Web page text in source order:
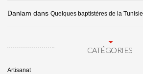
Danlam dans Quelques baptistères de la Tunisie
CATÉGORIES
Artisanat